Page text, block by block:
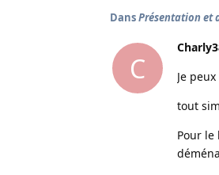
DansPrésentation et
C
Je
tout
Pour le